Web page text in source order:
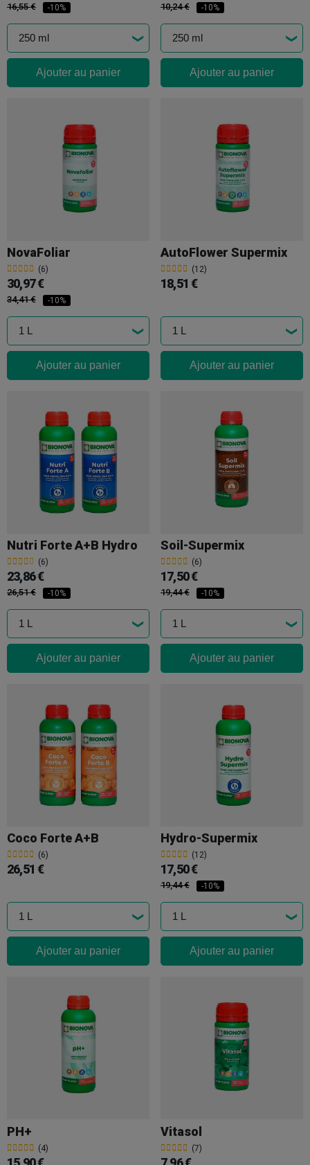
16,55 € -10%
Ajouter au panier
10,24 € -10%
Ajouter au panier
NovaFoliar
(6)
30,97 €
34,41 € -10%
Ajouter au panier
AutoFlower Supermix
(12)
18,51 €
Ajouter au panier
Nutri Forte A+B Hydro
(6)
23,86 €
26,51 € -10%
Ajouter au panier
Soil-Supermix
(6)
17,50 €
19,44 € -10%
Ajouter au panier
Coco Forte A+B
(6)
26,51 €
Ajouter au panier
Hydro-Supermix
(12)
17,50 €
19,44 € -10%
Ajouter au panier
PH+
(4)
Vitasol
(7)